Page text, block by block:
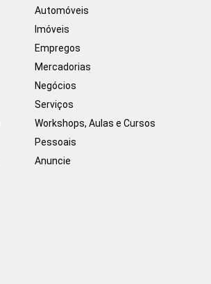
Automóveis
Imóveis
Empregos
Mercadorias
Negócios
Serviços
Workshops, Aulas e Cursos
Pessoais
Anuncie